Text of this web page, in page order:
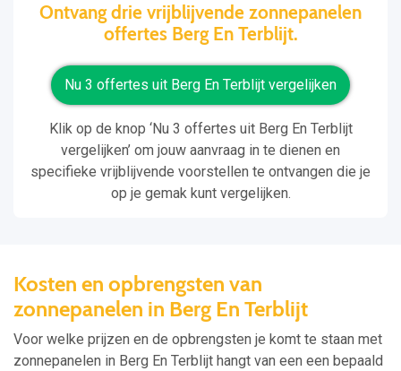
Ontvang drie vrijblijvende zonnepanelen
offertes Berg En Terblijt.
Nu 3 offertes uit Berg En Terblijt vergelijken
Klik op de knop ‘Nu 3 offertes uit Berg En Terblijt
vergelijken’ om jouw aanvraag in te dienen en
specifieke vrijblijvende voorstellen te ontvangen die je
op je gemak kunt vergelijken.
Kosten en opbrengsten van
zonnepanelen in Berg En Terblijt
Voor welke prijzen en de opbrengsten je komt te staan met
zonnepanelen in Berg En Terblijt hangt van een een bepaald